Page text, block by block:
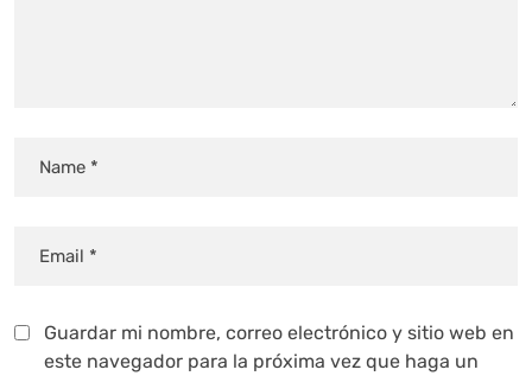
Guardar mi nombre, correo electrónico y sitio web en
este navegador para la próxima vez que haga un